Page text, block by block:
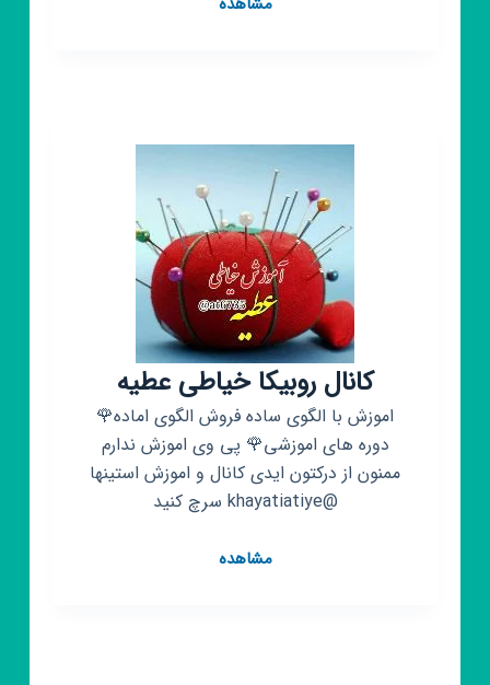
کانال روبیکا خیاطی عطیه
اموزش با الگوی ساده فروش الگوی اماده🌹
دوره های اموزشی🌹 پی وی اموزش ندارم
ممنون از درکتون ایدی کانال و اموزش استینها
@khayatiatiye سرچ کنید
مشاهدهکانال